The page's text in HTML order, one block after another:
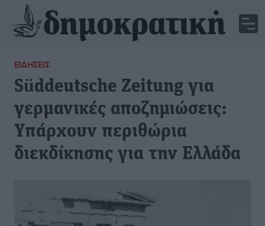
ΕΙΔΉΣΕΙΣ
Süddeutsche Zeitung για
γερμανικές αποζημιώσεις:
Υπάρχουν περιθώρια
διεκδίκησης για την Ελλάδα